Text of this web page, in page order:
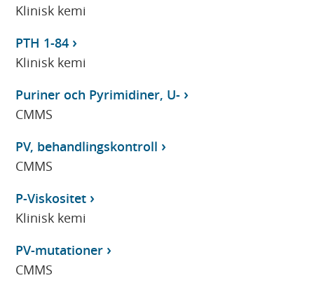
Klinisk kemi
PTH 1-84
Klinisk kemi
Puriner och Pyrimidiner, U-
CMMS
PV, behandlingskontroll
CMMS
P-Viskositet
Klinisk kemi
PV-mutationer
CMMS